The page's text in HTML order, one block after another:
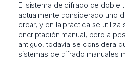
El sistema de cifrado de doble
actualmente considerado uno
crear, y en la práctica se utiliza
encriptación manual, pero a
antiguo, todavía se considera
sistemas de cifrado manuales